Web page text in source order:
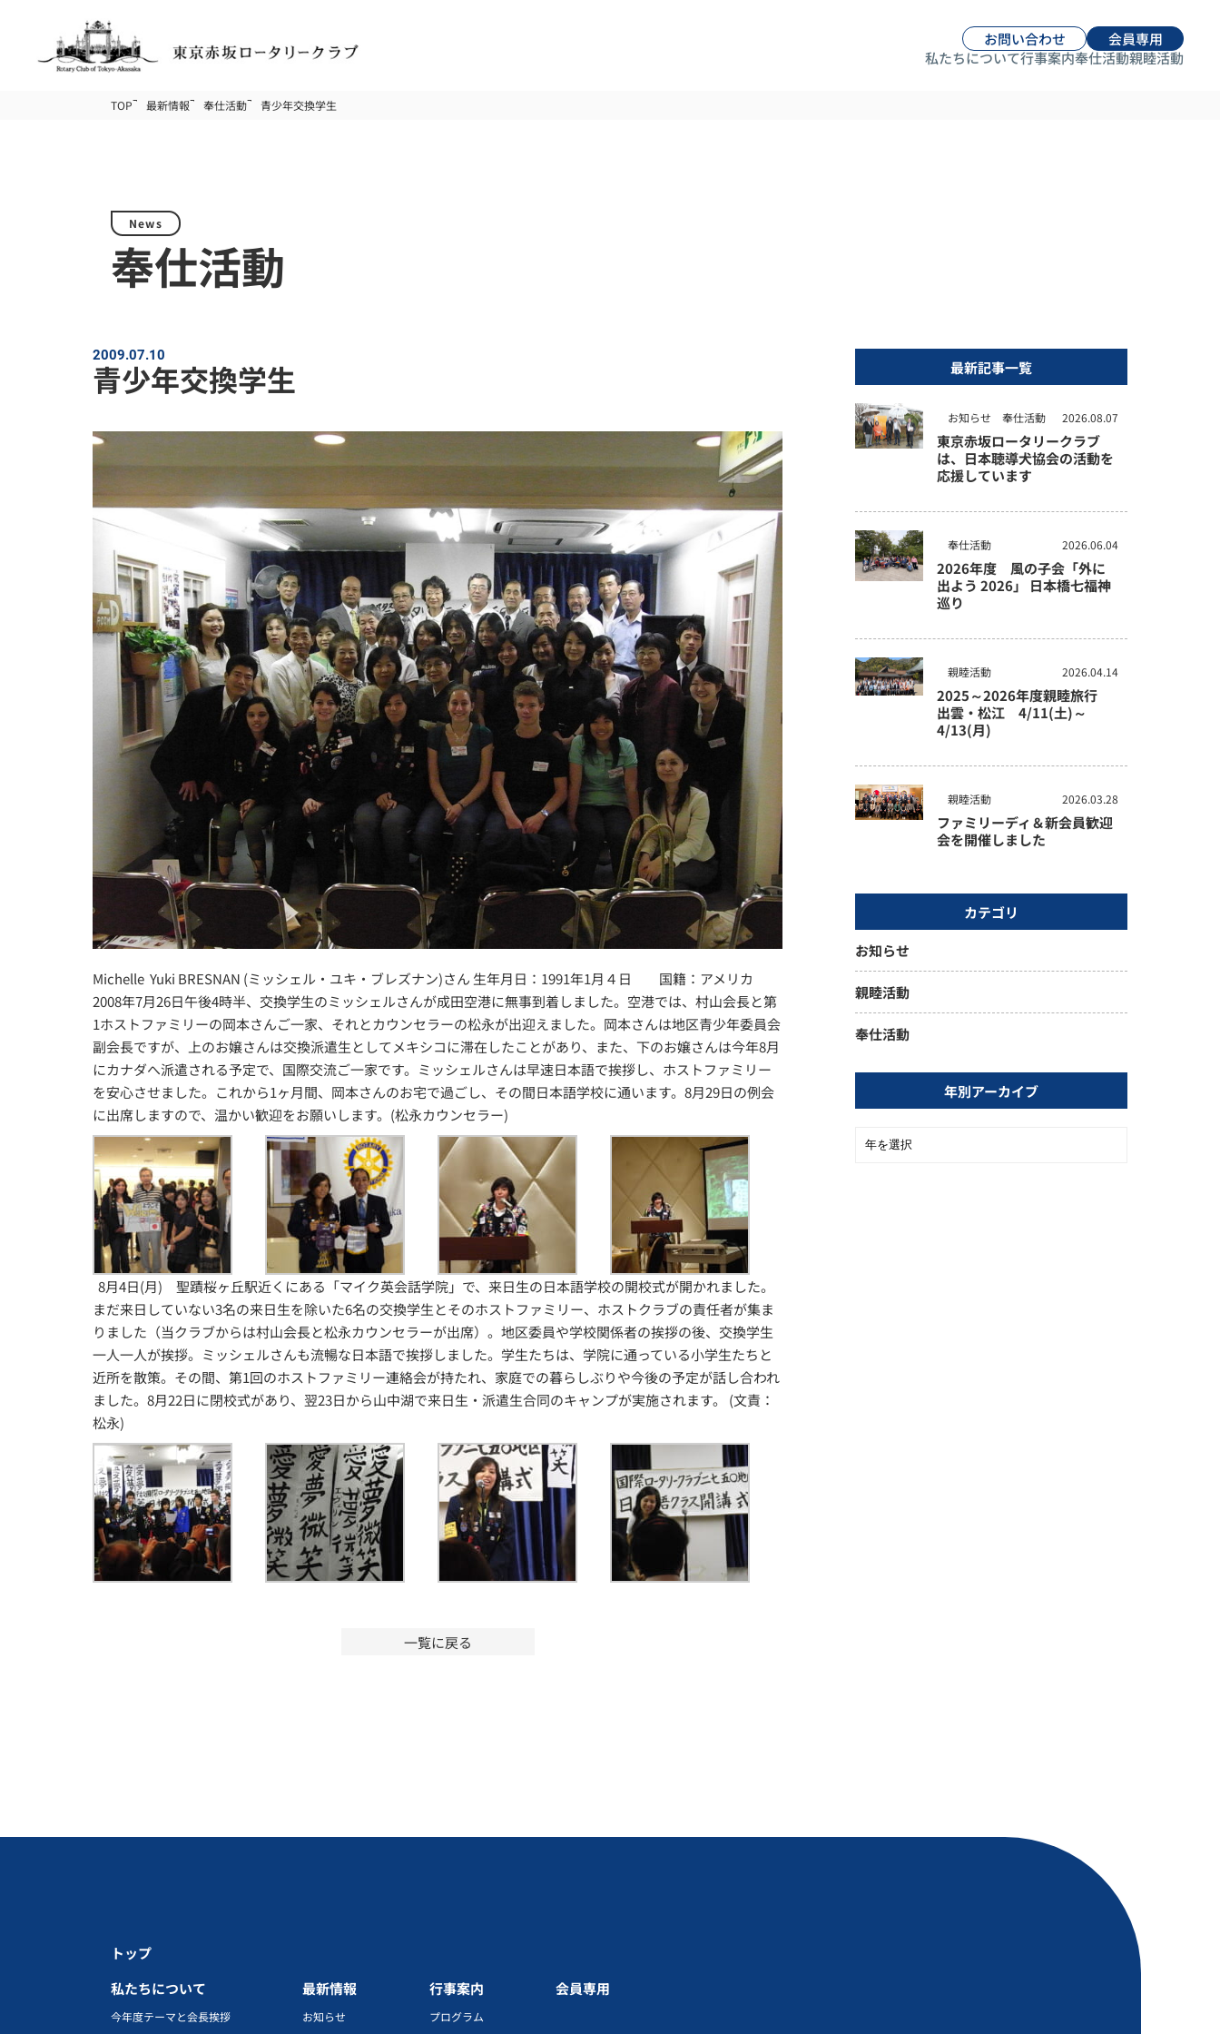
お問い合わせ
会員専用
私たちについて行事案内奉仕活動親睦活動
TOP 最新情報 奉仕活動 青少年交換学生
News
奉仕活動
2009.07.10
青少年交換学生
Michelle Yuki BRESNAN (ミッシェル・ユキ・ブレズナン)さん 生年月日：1991年1月４日 国籍：アメリカ
2008年7月26日午後4時半、交換学生のミッシェルさんが成田空港に無事到着しました。空港では、村山会長と第
1ホストファミリーの岡本さんご一家、それとカウンセラーの松永が出迎えました。岡本さんは地区青少年委員会
副会長ですが、上のお嬢さんは交換派遣生としてメキシコに滞在したことがあり、また、下のお嬢さんは今年8月
にカナダへ派遣される予定で、国際交流ご一家です。ミッシェルさんは早速日本語で挨拶し、ホストファミリー
を安心させました。これから1ヶ月間、岡本さんのお宅で過ごし、その間日本語学校に通います。8月29日の例会
に出席しますので、温かい歓迎をお願いします。(松永カウンセラー)
8月4日(月) 聖蹟桜ヶ丘駅近くにある「マイク英会話学院」で、来日生の日本語学校の開校式が開かれました。
まだ来日していない3名の来日生を除いた6名の交換学生とそのホストファミリー、ホストクラブの責任者が集ま
りました（当クラブからは村山会長と松永カウンセラーが出席）。地区委員や学校関係者の挨拶の後、交換学生
一人一人が挨拶。ミッシェルさんも流暢な日本語で挨拶しました。学生たちは、学院に通っている小学生たちと
近所を散策。その間、第1回のホストファミリー連絡会が持たれ、家庭での暮らしぶりや今後の予定が話し合われ
ました。8月22日に閉校式があり、翌23日から山中湖で来日生・派遣生合同のキャンプが実施されます。 (文責：
松永)
一覧に戻る
最新記事一覧
お知らせ 奉仕活動 2026.08.07
東京赤坂ロータリークラブ
は、日本聴導犬協会の活動を
応援しています
奉仕活動 2026.06.04
2026年度 風の子会「外に
出よう 2026」 日本橋七福神
巡り
親睦活動 2026.04.14
2025～2026年度親睦旅行
出雲・松江 4/11(土)～
4/13(月)
親睦活動 2026.03.28
ファミリーディ＆新会員歓迎
会を開催しました
カテゴリ
お知らせ
親睦活動
奉仕活動
年別アーカイブ
トップ
私たちについて
今年度テーマと会長挨拶
最新情報
お知らせ
行事案内
プログラム
会員専用